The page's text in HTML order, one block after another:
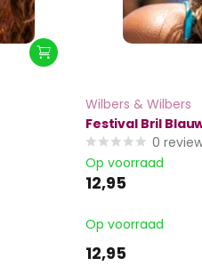
Wilbers & Wilbers
Festival Bril
0
Op voorraad
12,95
Op voorraad
12,95